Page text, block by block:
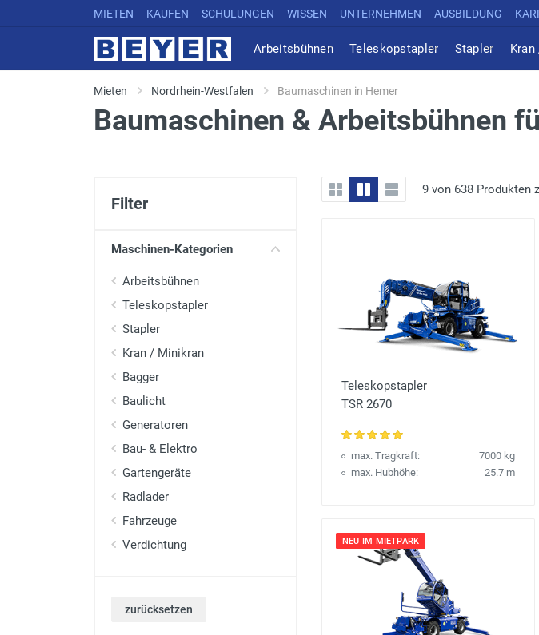
MIETEN KAUFEN SCHULUNGEN WISSEN UNTERNEHMEN AUSBILDUNG
Arbeitsbühnen Teleskopstapler Stapler
Mieten Nordrhein-Westfalen Baumaschinen in Hemer
Baumaschinen & Arbeitsbühnen
Filter
Maschinen-Kategorien
Arbeitsbühnen
Teleskopstapler
Stapler
Kran / Minikran
Bagger
Baulicht
Generatoren
Bau- & Elektro
Gartengeräte
Radlader
Fahrzeuge
Verdichtung
zurücksetzen
9 von 638 Produkten
Teleskopstapler
TSR 2670
max. Tragkraft:
7000 kg
max. Hubhöhe:
25.7 m
NEU IM MIETPARK